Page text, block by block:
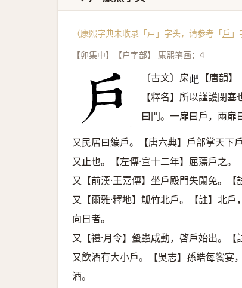
（康熙字典未收录「戸」字头，请参考「戶 」
【卯集中】【户字部】 康熙笔画：4
〔古文〕㦿𣥘 【唐韻
【釋名】所以謹護閉
曰門。一扉曰戶，兩扉
又民居曰編戶。【唐六典】戶部掌天下戶
又止也。【左傳·宣十二年】屈蕩戶之。
又【前漢·王嘉傳】坐戶殿門失闌免。【
又【爾雅·釋地】觚竹北戶。【註】北
向日者。
又【禮·月令】蟄蟲咸動，啓戶始出。【
又飮酒有大小戶。【吳志】孫皓每饗宴
酒。